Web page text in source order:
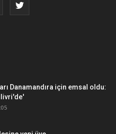
Danamandıra için emsal oldu: